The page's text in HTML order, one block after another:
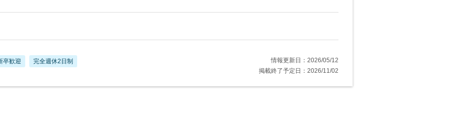
卒歓迎 完全週休2日制
情報更新日：2026/05/12
掲載終了予定日：2026/11/02